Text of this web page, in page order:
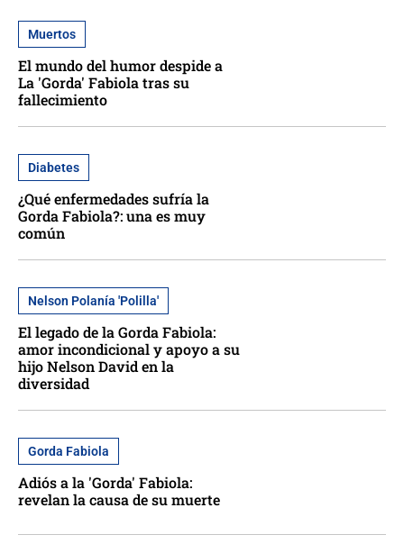
Muertos
El mundo del humor despide a
La 'Gorda' Fabiola tras su
fallecimiento
Diabetes
¿Qué enfermedades sufría la
Gorda Fabiola?: una es muy
común
Nelson Polanía 'Polilla'
El legado de la Gorda Fabiola:
amor incondicional y apoyo a su
hijo Nelson David en la
diversidad
Gorda Fabiola
Adiós a la 'Gorda' Fabiola:
revelan la causa de su muerte